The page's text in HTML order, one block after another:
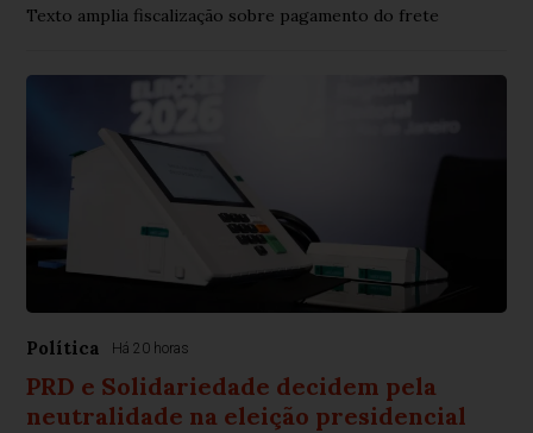
Texto amplia fiscalização sobre pagamento do frete
Política Há 20 horas
PRD e Solidariedade decidem pela
neutralidade na eleição presidencial